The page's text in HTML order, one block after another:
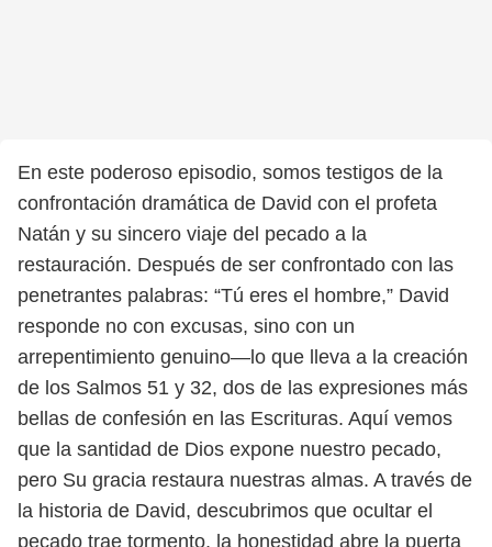
En este poderoso episodio, somos testigos de la
confrontación dramática de David con el profeta
Natán y su sincero viaje del pecado a la
restauración. Después de ser confrontado con las
penetrantes palabras: “Tú eres el hombre,” David
responde no con excusas, sino con un
arrepentimiento genuino—lo que lleva a la creación
de los Salmos 51 y 32, dos de las expresiones más
bellas de confesión en las Escrituras. Aquí vemos
que la santidad de Dios expone nuestro pecado,
pero Su gracia restaura nuestras almas. A través de
la historia de David, descubrimos que ocultar el
pecado trae tormento, la honestidad abre la puerta